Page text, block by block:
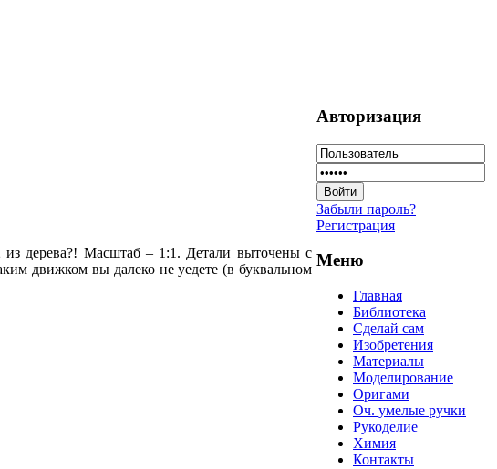
дерева?! Масштаб – 1:1. Детали выточены с
движком вы далеко не уедете (в буквальном
Авторизация
Забыли пароль?
Регистрация
Меню
Главная
Библиотека
Сделай сам
Изобретения
Материалы
Моделирование
Оригами
Оч. умелые ручки
Рукоделие
Химия
Контакты